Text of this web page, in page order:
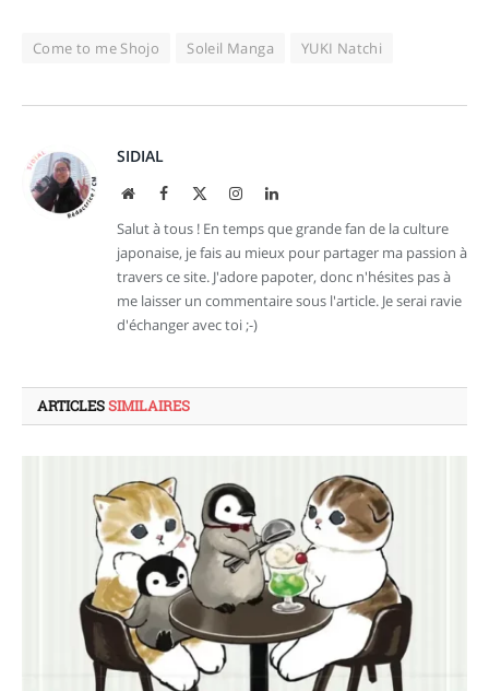
Come to me Shojo Soleil Manga YUKI Natchi
SIDIAL
Site
Facebook InstagramLinkedIn
Salut à tous ! En temps que grande fan de la culture
japonaise, je fais au mieux pour partager ma passion à
travers ce site. J'adore papoter, donc n'hésites pas à
me laisser un commentaire sous l'article. Je serai ravie
d'échanger avec toi ;-)
ARTICLESSIMILAIRES